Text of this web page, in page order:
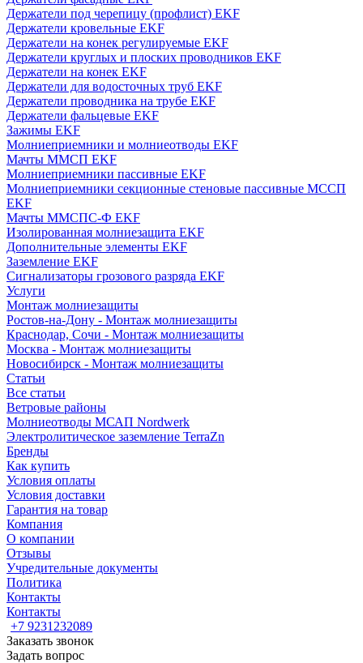
Держатели под черепицу (профлист) EKF
Держатели кровельные EKF
Держатели на конек регулируемые EKF
Держатели круглых и плоских проводников EKF
Держатели на конек EKF
Держатели для водосточных труб EKF
Держатели проводника на трубе EKF
Держатели фальцевые EKF
Зажимы EKF
Молниеприемники и молниеотводы EKF
Мачты ММСП EKF
Молниеприемники пассивные EKF
Молниеприемники секционные стеновые пассивные МССП
EKF
Мачты ММСПС-Ф EKF
Изолированная молниезащита EKF
Дополнительные элементы EKF
Заземление EKF
Сигнализаторы грозового разряда EKF
Услуги
Монтаж молниезащиты
Ростов-на-Дону - Монтаж молниезащиты
Краснодар, Сочи - Монтаж молниезащиты
Москва - Монтаж молниезащиты
Новосибирск - Монтаж молниезащиты
Статьи
Все статьи
Ветровые районы
Молниеотводы МСАП Nordwerk
Электролитическое заземление TerraZn
Бренды
Как купить
Условия оплаты
Условия доставки
Гарантия на товар
Компания
О компании
Отзывы
Учредительные документы
Политика
Контакты
Контакты
+7 9231232089
Заказать звонок
Задать вопрос